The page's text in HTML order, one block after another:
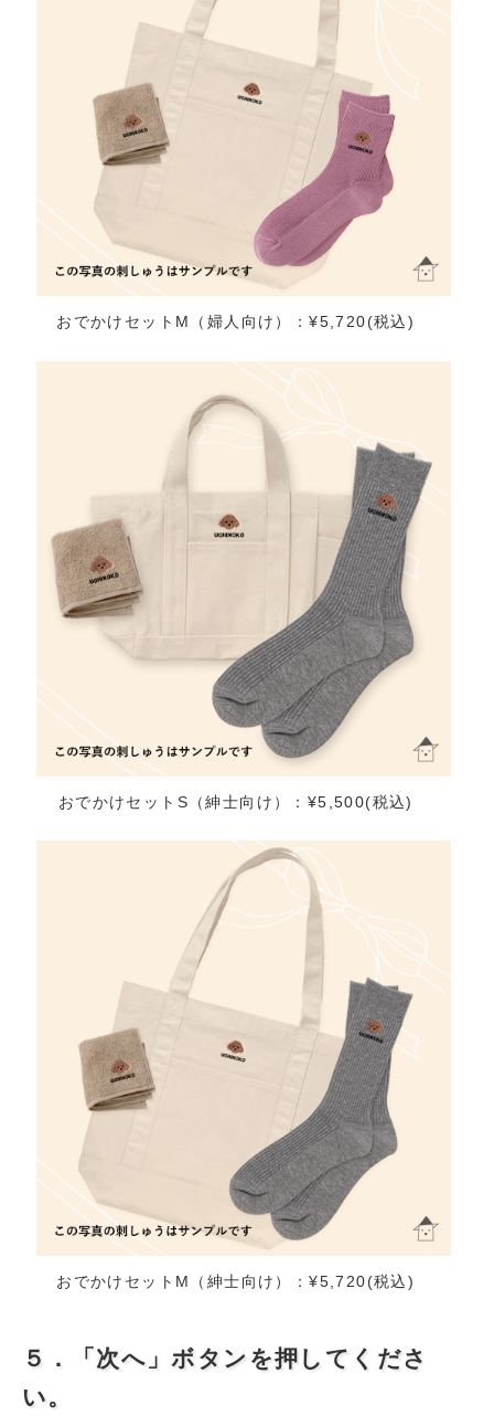
おでかけセットM（婦人向け）：¥5,720(税込)
おでかけセットS（紳士向け）：¥5,500(税込)
おでかけセットM（紳士向け）：¥5,720(税込)
５．「次へ」ボタンを押してくださ
い。